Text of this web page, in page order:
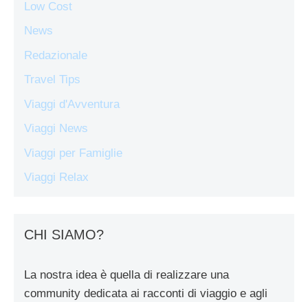
Low Cost
News
Redazionale
Travel Tips
Viaggi d'Avventura
Viaggi News
Viaggi per Famiglie
Viaggi Relax
CHI SIAMO?
La nostra idea è quella di realizzare una
community dedicata ai racconti di viaggio e agli